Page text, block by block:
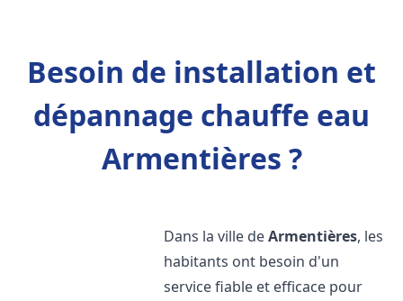
Besoin de installation et
dépannage chauffe eau
Armentières ?
Dans la ville deArmentières, les
habitants ont besoin d'un
service fiable et efficace pour